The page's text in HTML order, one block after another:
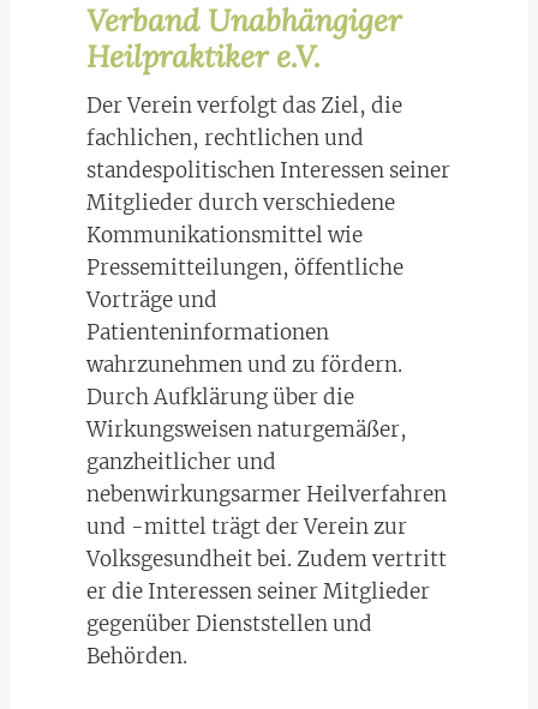
Verband Unabhängiger
Heilpraktiker e.V.
Der Verein verfolgt das Ziel, die
fachlichen, rechtlichen und
standespolitischen Interessen seiner
Mitglieder durch verschiedene
Kommunikationsmittel wie
Pressemitteilungen, öffentliche
Vorträge und
Patienteninformationen
wahrzunehmen und zu fördern.
Durch Aufklärung über die
Wirkungsweisen naturgemäßer,
ganzheitlicher und
nebenwirkungsarmer Heilverfahren
und -mittel trägt der Verein zur
Volksgesundheit bei. Zudem vertritt
er die Interessen seiner Mitglieder
gegenüber Dienststellen und
Behörden.